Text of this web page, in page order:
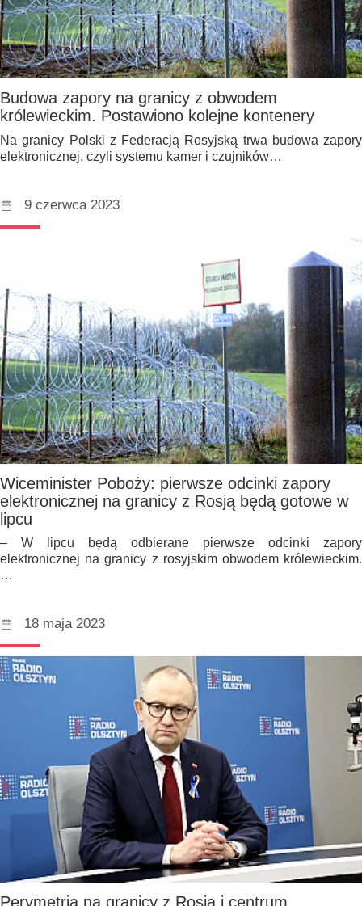
Budowa zapory na granicy z obwodem
królewieckim. Postawiono kolejne kontenery
Na granicy Polski z Federacją Rosyjską trwa budowa zapory
elektronicznej, czyli systemu kamer i czujników…
9 czerwca 2023
Wiceminister Poboży: pierwsze odcinki zapory
elektronicznej na granicy z Rosją będą gotowe w
lipcu
– W lipcu będą odbierane pierwsze odcinki zapory
elektronicznej na granicy z rosyjskim obwodem królewieckim.
…
18 maja 2023
Perymetria na granicy z Rosją i centrum